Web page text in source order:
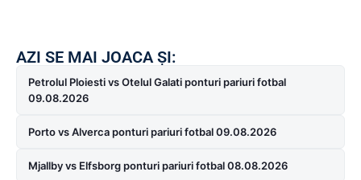
AZI SE MAI JOACA ȘI:
Petrolul Ploiesti vs Otelul Galati ponturi pariuri fotbal
09.08.2026
Porto vs Alverca ponturi pariuri fotbal 09.08.2026
Mjallby vs Elfsborg ponturi pariuri fotbal 08.08.2026